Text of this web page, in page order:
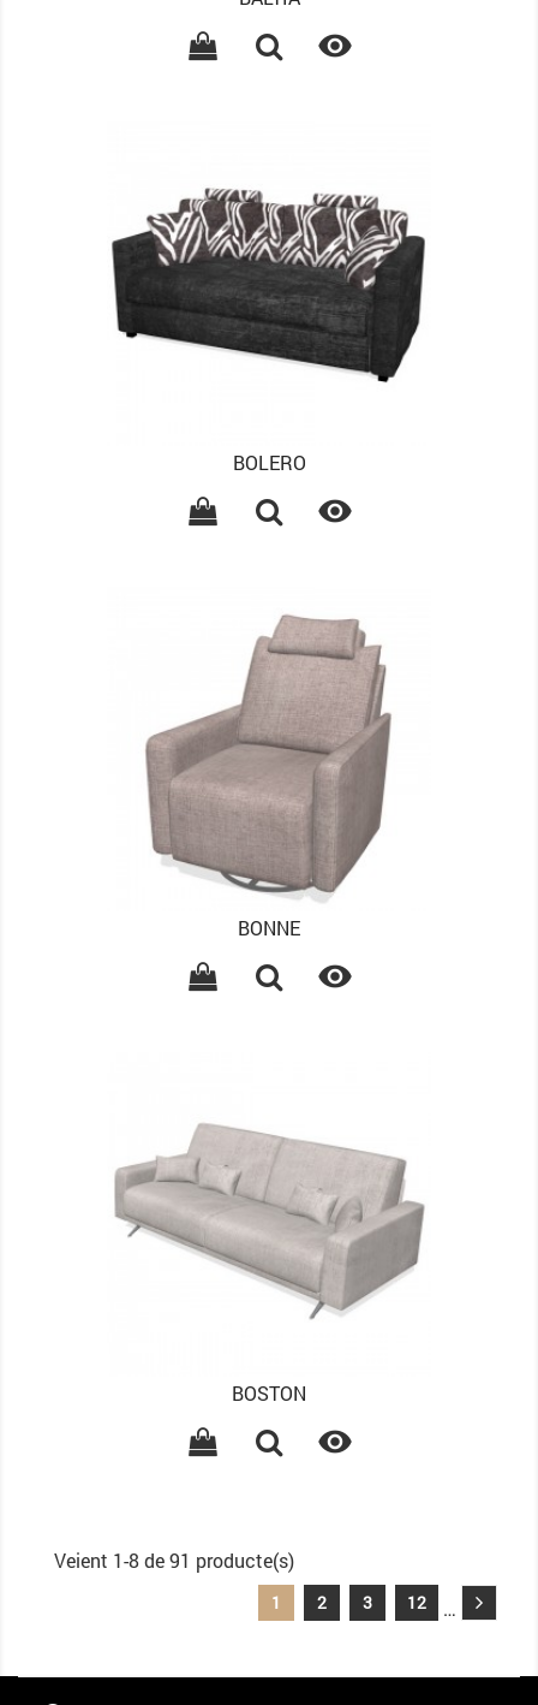

BOLERO

BONNE

BOSTON

Veient 1-8 de 91 producte(s)
1 2 3 …
12